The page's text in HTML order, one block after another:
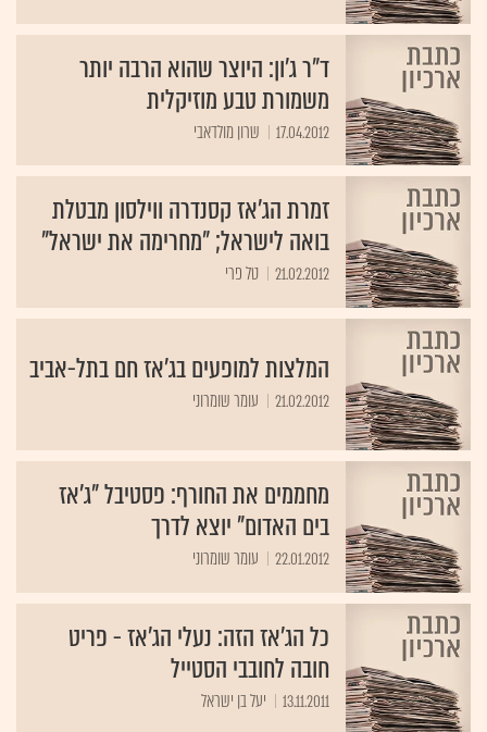
ד"ר ג'ון: היוצר שהוא הרבה יותר
משמורת טבע מוזיקלית
17.04.2012 שרון מולדאבי
זמרת הג'אז קסנדרה ווילסון מבטלת
בואה לישראל; "מחרימה את ישראל"
21.02.2012 טל פרי
המלצות למופעים בג'אז חם בתל-אביב
21.02.2012 עומר שומרוני
מחממים את החורף: פסטיבל "ג'אז
בים האדום" יוצא לדרך
22.01.2012 עומר שומרוני
כל הג'אז הזה: נעלי הג'אז - פריט
חובה לחובבי הסטייל
13.11.2011 יעל בן ישראל